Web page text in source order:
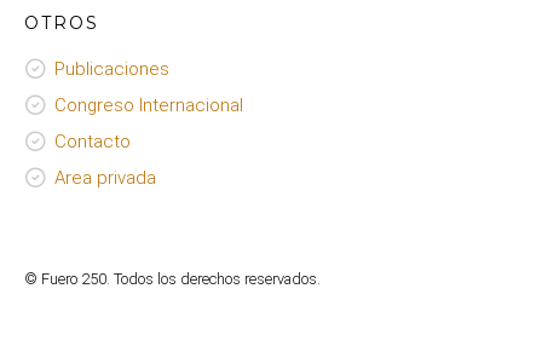
OTROS
Publicaciones
Congreso Internacional
Contacto
Area privada
© Fuero 250. Todos los derechos reservados.